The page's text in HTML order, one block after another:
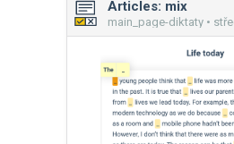
Articles: mix
main_page-diktaty •